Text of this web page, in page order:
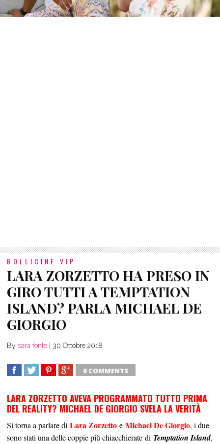
BOLLICINE VIP
LARA ZORZETTO HA PRESO IN
GIRO TUTTI A TEMPTATION
ISLAND? PARLA MICHAEL DE
GIORGIO
By sara fonte 30 Ottobre 2018
0 COMMENTS
LARA ZORZETTO AVEVA PROGRAMMATO TUTTO PRIMA
DEL REALITY? MICHAEL DE GIORGIO SVELA LA VERITÀ
Si torna a parlare di Lara Zorzetto e Michael De Giorgio, i due
sono stati una delle coppie più chiacchierate di Temptation Island,